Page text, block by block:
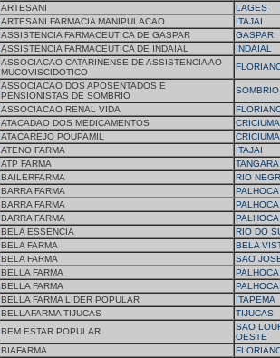
ARTESANI
LAGES
ARTESANI FARMACIA MANIPULACAO
ITAJAI
ASSISTENCIA FARMACEUTICA DE GASPAR
GASPAR
ASSISTENCIA FARMACEUTICA DE INDAIAL
INDAIAL
ASSOCIACAO CATARINENSE DE ASSISTENCIA AO
MUCOVISCIDOTICO
ASSOCIACAO DOS APOSENTADOS E
PENSIONISTAS DE SOMBRIO
SOMBRIO
ASSOCIACAO RENAL VIDA
ATACADAO DOS MEDICAMENTOS
CRICIUMA
ATACAREJO POUPAMIL
CRICIUMA
ATENO FARMA
ITAJAI
ATP FARMA
TANGARA
BAILERFARMA
RIO
BARRA FARMA
PALHOCA
BARRA FARMA
PALHOCA
BARRA FARMA
PALHOCA
BELA ESSENCIA
RIO DO
BELA FARMA
BELA
BELA FARMA
SAO
BELLA FARMA
PALHOCA
BELLA FARMA
PALHOCA
BELLA FARMA LIDER POPULAR
ITAPEMA
BELLAFARMA TIJUCAS
TIJUCAS
BEM ESTAR POPULAR
SAO
OESTE
BIAFARMA